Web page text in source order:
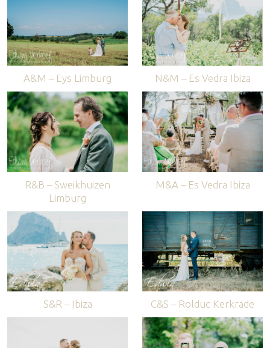
A&M – Eys Limburg N&M – Es Vedra Ibiza
R&B – Sweikhuizen
Limburg
M&A – Es Vedra Ibiza
S&R – Ibiza C&S – Rolduc Kerkrade